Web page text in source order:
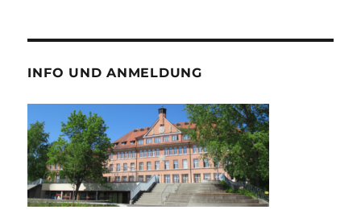
INFO UND ANMELDUNG